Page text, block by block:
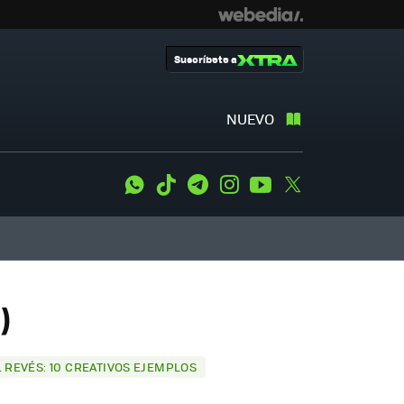
NUEVO
Suscríbete a
WhatsApp
Tiktok TelegramInstagramYoutube
10 CREATIVOS EJEMPLOS